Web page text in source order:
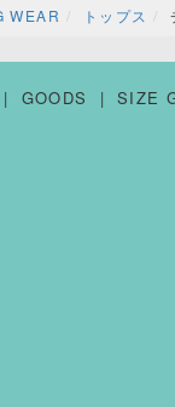
WEAR トップス
GOODS SIZE